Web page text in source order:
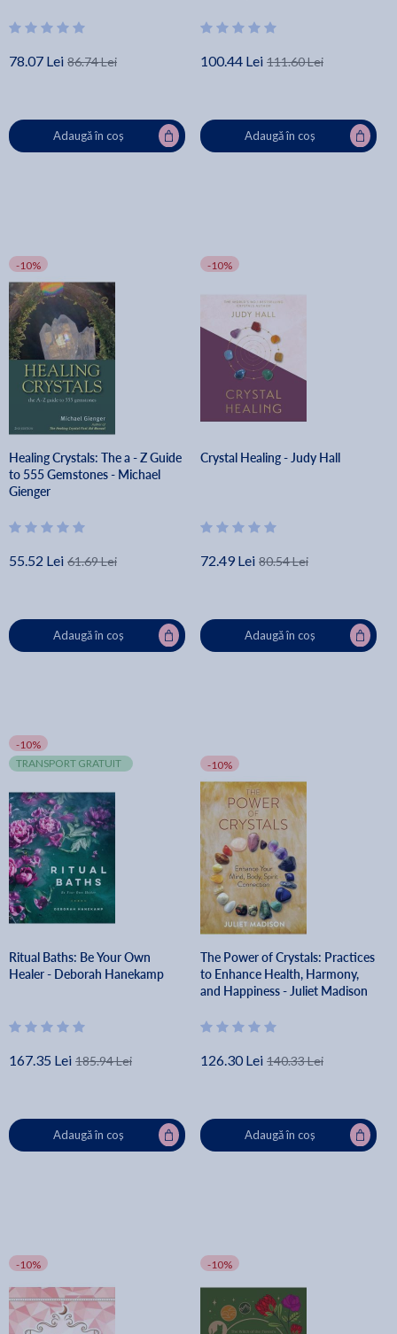
78.07 Lei 86.74 Lei
Adaugă în coș
100.44 Lei 111.60 Lei
Adaugă în coș
-10%
Healing Crystals: The a - Z Guide
to 555 Gemstones - Michael
Gienger
55.52 Lei 61.69 Lei
Adaugă în coș
-10%
Crystal Healing - Judy Hall
72.49 Lei 80.54 Lei
Adaugă în coș
-10%
TRANSPORT GRATUIT
Ritual Baths: Be Your Own
Healer - Deborah Hanekamp
167.35 Lei 185.94 Lei
Adaugă în coș
-10%
The Power of Crystals: Practices
to Enhance Health, Harmony,
and Happiness - Juliet Madison
126.30 Lei 140.33 Lei
Adaugă în coș
-10% -10%